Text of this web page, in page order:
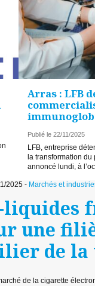
Arras : LFB
Publié le 22/11/2025
LFB, entreprise
la transformation du
annoncé lundi, à
2025 - Marchés et
liquides
une
de la
de la cigarette